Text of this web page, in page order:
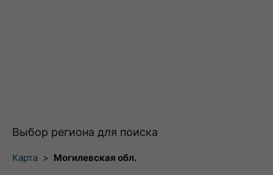
Выбор региона для поиска
Карта > Могилевская обл.